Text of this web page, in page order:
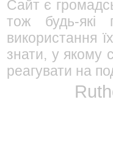
Сайт є
тож будь-які
використання
знати, у якому
реагувати на